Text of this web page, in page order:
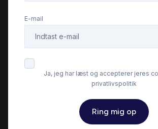
E-mail
Ja, jeg har læst og accepterer jeres
privatlivspolitik
Ring mig op